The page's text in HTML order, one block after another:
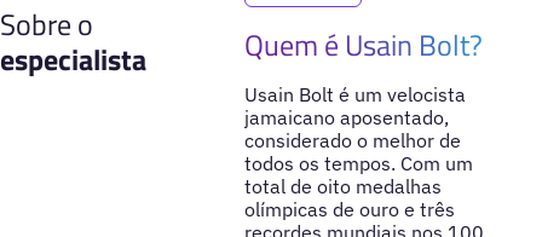
Sobre o
especialista
Quem é Usain Bolt?
Usain Bolt é um velocista
jamaicano aposentado,
considerado o melhor de
todos os tempos. Com um
total de oito medalhas
olímpicas de ouro e três
recordes mundiais nos 100